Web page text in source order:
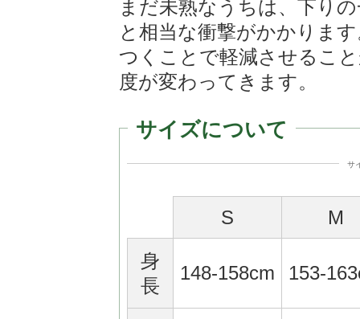
まだ未熟なうちは、下り
と相当な衝撃がかかりま
つくことで軽減させるこ
度が変わってきます。
サイズについて
サ
S
M
身
長
148-158cm 153-